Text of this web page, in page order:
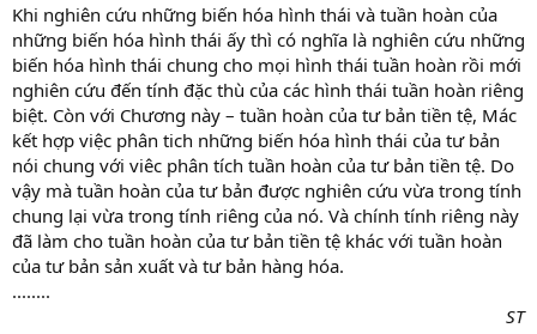
Khi nghiên cứu những biến hóa hình thái và tuần hoàn của
những biến hóa hình thái ấy thì có nghĩa là nghiên cứu những
biến hóa hình thái chung cho mọi hình thái tuần hoàn rồi mới
nghiên cứu đến tính đặc thù của các hình thái tuần hoàn riêng
biệt. Còn với Chương này – tuần hoàn của tư bản tiền tệ, Mác
kết hợp việc phân tich những biến hóa hình thái của tư bản
nói chung với viêc phân tích tuần hoàn của tư bản tiền tệ. Do
vậy mà tuần hoàn của tư bản được nghiên cứu vừa trong tính
chung lại vừa trong tính riêng của nó. Và chính tính riêng này
đã làm cho tuần hoàn của tư bản tiền tệ khác với tuần hoàn
của tư bản sản xuất và tư bản hàng hóa.
........
ST